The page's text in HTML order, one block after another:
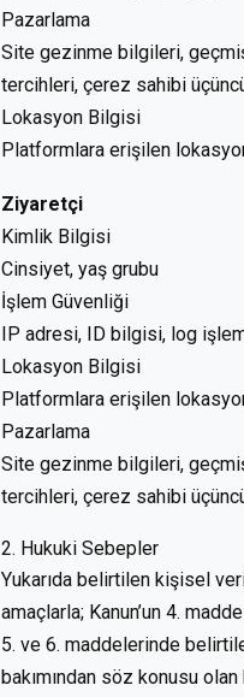
Pazarlama
Site gezinme bilgileri,
tercihleri, çerez sahibi
Lokasyon Bilgisi
Platformlara erişilen
Ziyaretçi
Kimlik Bilgisi
Cinsiyet, yaş grubu
İşlem Güvenliği
IP adresi, ID bilgisi, log
Lokasyon Bilgisi
Platformlara erişilen
Pazarlama
Site gezinme bilgileri,
tercihleri, çerez sahibi
2. Hukuki Sebepler
Yukarıda belirtilen kişisel
amaçlarla; Kanun’un 4.
5. ve 6. maddelerinde
bakımından söz konusu